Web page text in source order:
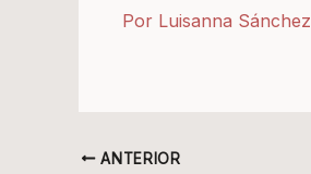
Por Luisanna Sánchez
ANTERIOR